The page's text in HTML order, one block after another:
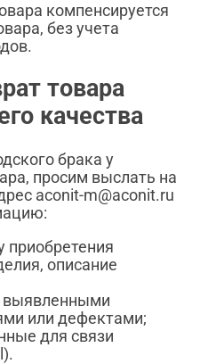
компенсируется
без учета
товара
качества
брака у
просим выслать на
aconit-m@aconit.ru
приобретения
описание
выявленными
или дефектами;
для связи